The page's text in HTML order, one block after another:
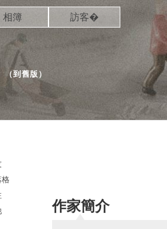
（到舊版 ）
相簿 訪客�
作家簡介
格